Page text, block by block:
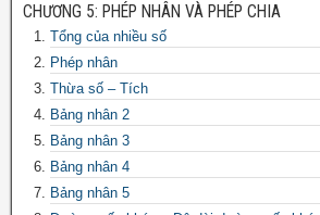
CHƯƠNG 5: PHÉP NHÂN VÀ PHÉP CHIA
Tổng của nhiều số
Phép nhân
Thừa số – Tích
Bảng nhân 2
Bảng nhân 3
Bảng nhân 4
Bảng nhân 5